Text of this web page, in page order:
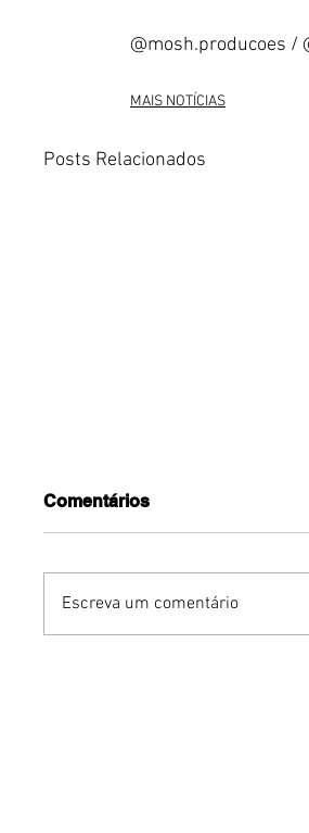
@mosh.producoes /
MAIS NOTÍCIAS
Posts Relacionados
Comentários
Escreva um comentário